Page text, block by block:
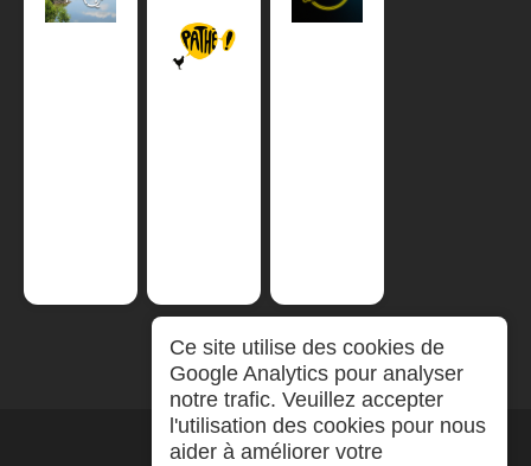
Ce site utilise des cookies de
Google Analytics pour analyser
notre trafic. Veuillez accepter
l'utilisation des cookies pour nous
aider à améliorer votre